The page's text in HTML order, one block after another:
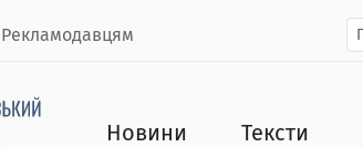
Рекламодавцям
Новини Тексти